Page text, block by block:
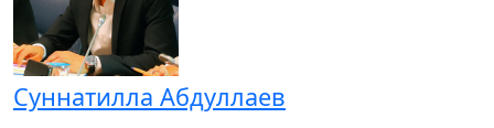
Суннатилла Абдуллаев